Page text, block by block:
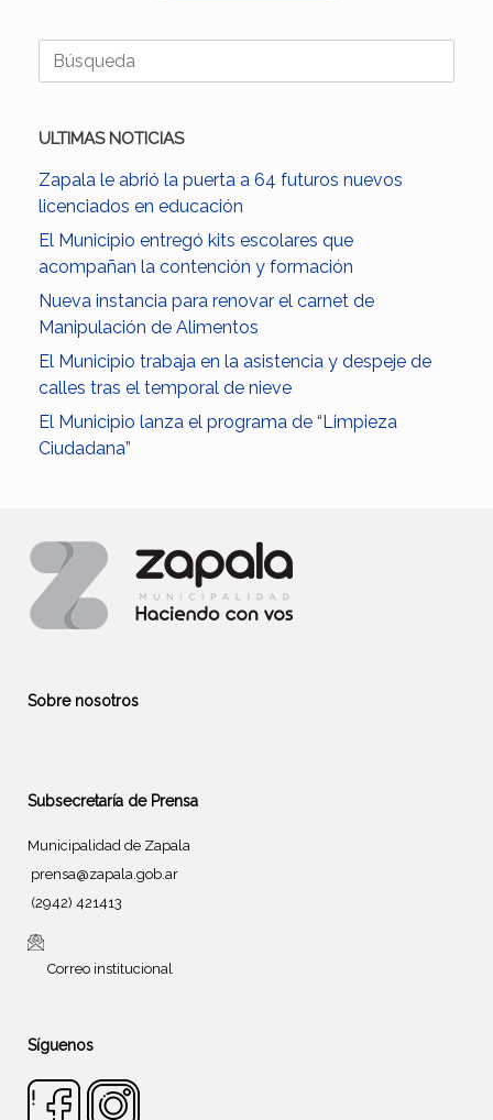
Buscar:
ULTIMAS NOTICIAS
Zapala le abrió la puerta a 64 futuros nuevos
licenciados en educación
El Municipio entregó kits escolares que
acompañan la contención y formación
Nueva instancia para renovar el carnet de
Manipulación de Alimentos
El Municipio trabaja en la asistencia y despeje de
calles tras el temporal de nieve
El Municipio lanza el programa de “Limpieza
Ciudadana”
Sobre nosotros
Subsecretaría de Prensa
Municipalidad de Zapala
prensa@zapala.gob.ar
(2942) 421413
Correo institucional
Síguenos